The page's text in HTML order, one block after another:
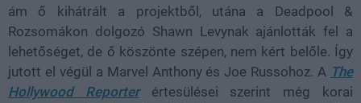
ám ő kihátrált a projektből, utána a Deadpool &
Rozsomákon dolgozó Shawn Levynak ajánlották fel a
lehetőséget, de ő köszönte szépen, nem kért belőle. Így
jutott el végül a Marvel Anthony és Joe Russohoz. A The
Hollywood Reporterértesülései szerint még korai